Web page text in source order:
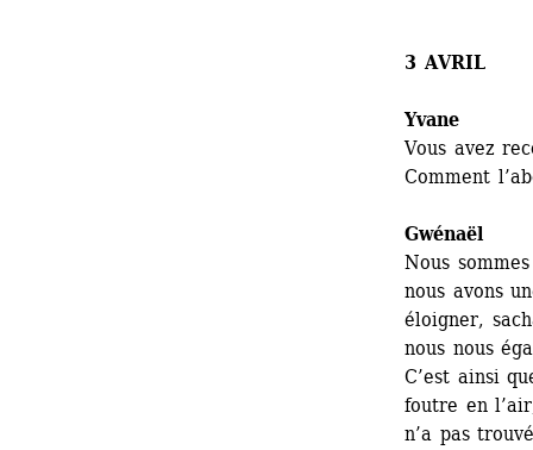
3 AVRIL
Yvane
Vous avez
Comment
Gwénaël
Nous
nous avons
éloigner,
nous nous
C’est ainsi
foutre en
n’a pas